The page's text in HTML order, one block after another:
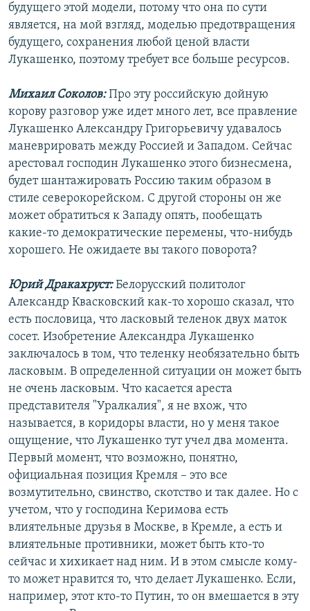
будущего этой модели, потому что она по сути
является, на мой взгляд, моделью предотвращения
будущего, сохранения любой ценой власти
Лукашенко, поэтому требует все больше ресурсов.
Михаил Соколов:Про эту российскую дойную
корову разговор уже идет много лет, все правление
Лукашенко Александру Григорьевичу удавалось
маневрировать между Россией и Западом. Сейчас
арестовал господин Лукашенко этого бизнесмена,
будет шантажировать Россию таким образом в
стиле северокорейском. С другой стороны он же
может обратиться к Западу опять, пообещать
какие-то демократические перемены, что-нибудь
хорошего. Не ожидаете вы такого поворота?
Юрий Дракахруст:Белорусский политолог
Александр Квасковский как-то хорошо сказал, что
есть пословица, что ласковый теленок двух маток
сосет. Изобретение Александра Лукашенко
заключалось в том, что теленку необязательно быть
ласковым. В определенной ситуации он может быть
не очень ласковым. Что касается ареста
представителя "Уралкалия", я не вхож, что
называется, в коридоры власти, но у меня такое
ощущение, что Лукашенко тут учел два момента.
Первый момент, что возможно, понятно,
официальная позиция Кремля – это все
возмутительно, свинство, скотство и так далее. Но с
учетом, что у господина Керимова есть
влиятельные друзья в Москве, в Кремле, а есть и
влиятельные противники, может быть кто-то
сейчас и хихикает над ним. И в этом смысле кому-
то может нравится то, что делает Лукашенко. Если,
например, этот кто-то Путин, то он вмешается в эту